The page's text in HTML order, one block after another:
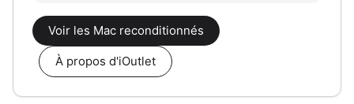
Voir les Mac reconditionnés
À propos d'iOutlet